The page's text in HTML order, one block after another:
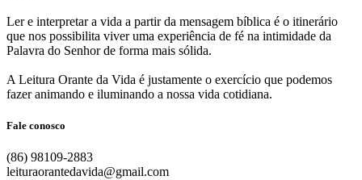
Ler e interpretar a vida a partir da mensagem bíblica é o itinerário
que nos possibilita viver uma experiência de fé na intimidade da
Palavra do Senhor de forma mais sólida.
A Leitura Orante da Vida é justamente o exercício que podemos
fazer animando e iluminando a nossa vida cotidiana.
Fale conosco
(86) 98109-2883
leituraorantedavida@gmail.com